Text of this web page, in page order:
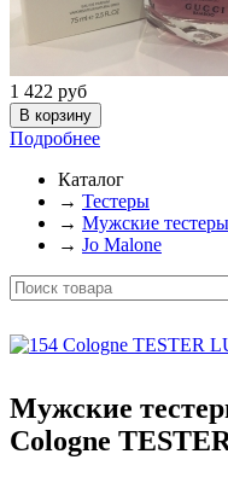
1 422 руб
Подробнее
Каталог
→ Тестеры
→ Мужские тестеры
→ Jo Malone
Мужские
Cologne